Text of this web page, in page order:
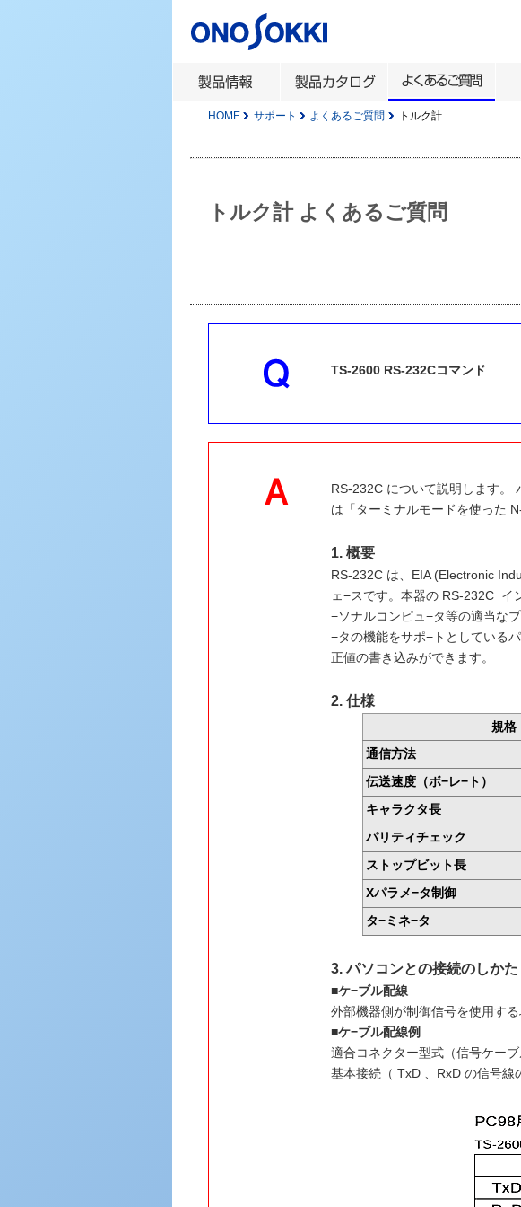
HOME サポート よくあるご質問 トルク計
トルク計 よくあるご質問
TS-2600 RS-232Cコマンド
RS-232C について説明します。
は「ターミナルモードを使った
1. 概要
RS-232C は、EIA (Electronic
ェ−スです。本器の RS-232C イ
−ソナルコンピュ−タ等の適当な
−タの機能をサポ−トとしている
正値の書き込みができます。
2. 仕様
規格
通信方法
伝送速度（ボ−レ−ト）
キャラクタ長
パリティチェック
ストップビット長
Xパラメ−タ制御
タ−ミネ−タ
3. パソコンとの接続のしかた
■ケ−ブル配線
外部機器側が制御信号を使用す
■ケ−ブル配線例
適合コネクター型式（信号ケー
基本接続（ TxD 、RxD の信号線